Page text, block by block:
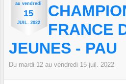
au vendredi
15
JUIL. 2022
FRANCE
JEUNES - PAU
Du mardi 12 au vendredi 15 juil. 2022